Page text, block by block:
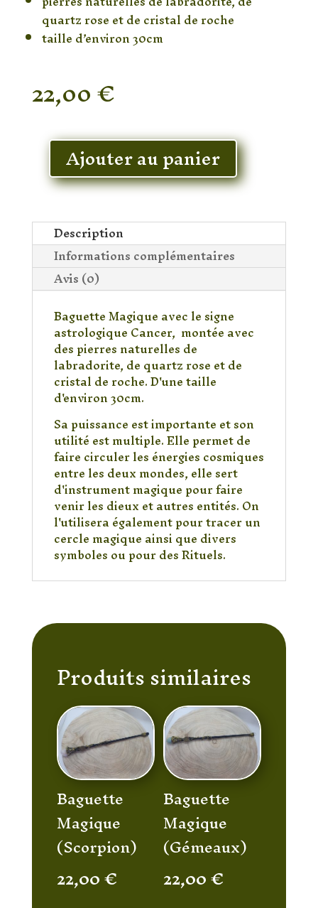
quartz rose et de cristal de roche
taille d’environ 30cm
22,00€
En stock
quantité
Baguette
Magique
(Cancer)
Ajouter au panier
Description
Informations complémentaires
Avis (0)
Baguette Magique avec le signe
astrologique Cancer, montée avec
des pierres naturelles de
labradorite, de quartz rose et de
cristal de roche. D'une taille
d'environ 30cm.
Sa puissance est importante et son
utilité est multiple. Elle permet de
faire circuler les énergies cosmiques
entre les deux mondes, elle sert
d'instrument magique pour faire
venir les dieux et autres entités. On
l'utilisera également pour tracer un
cercle magique ainsi que divers
symboles ou pour des Rituels.
Produits similaires
Baguette
Magique
(Scorpion)
22,00€
Baguette
Magique
(Gémeaux)
22,00€